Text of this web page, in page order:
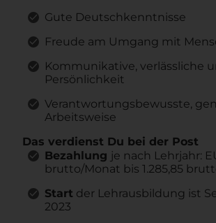
Gute Deutschkenntnisse
Freude am Umgang mit
Kommunikative, verlässliche
Persönlichkeit
Verantwortungsbewusste,
Arbeitsweise
Das verdienst Du bei der Post
Bezahlung je nach Lehrjahr:
brutto/Monat bis 1.285,85
Start der Lehrausbildung ist
2023